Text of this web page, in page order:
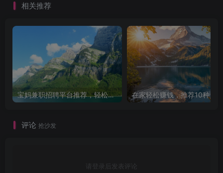
相关推荐
宝妈兼职招聘平台推荐，轻松找到理想工作！
评论 抢沙发
请登录后发表评论